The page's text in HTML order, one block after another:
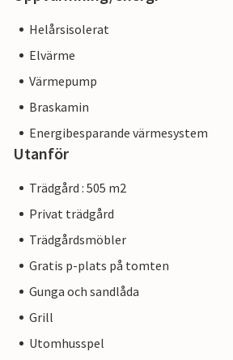
Helårsisolerat
Elvärme
Värmepump
Braskamin
Energibesparande värmesystem
Utanför
Trädgård : 505 m2
Privat trädgård
Trädgårdsmöbler
Gratis p-plats på tomten
Gunga och sandlåda
Grill
Utomhusspel